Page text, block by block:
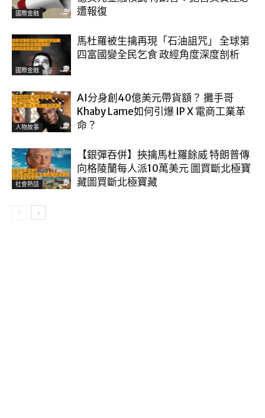
國際金融
遭報復
國際金融
馬杜羅被生擒再現「石油詛咒」 全球第
四富國變全民乞食 政經角度深度剖析
人物故事
AI分身創40億美元帶貨額？ 攤手哥
Khaby Lame如何引爆 IP X 電商工業革
命？
社會熱話
【銀彈吞併】挾擒馬杜羅餘威 特朗普傳
向格陵蘭每人派10萬美元 圖買斷北極寶
藏圖買斷北極寶藏